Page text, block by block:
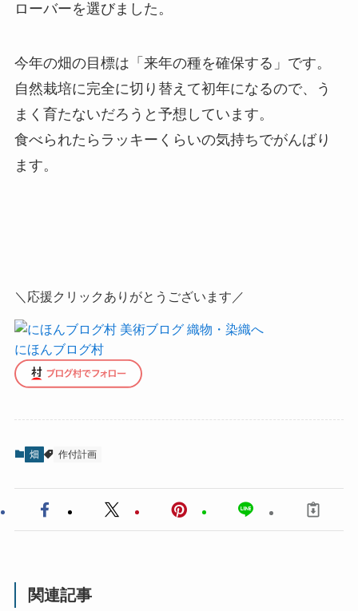
ローバーを選びました。
今年の畑の目標は「来年の種を確保する」です。
自然栽培に完全に切り替えて初年になるので、う
まく育たないだろうと予想しています。
食べられたらラッキーくらいの気持ちでがんばり
ます。
＼応援クリックありがとうございます／
にほんブログ村
畑 作付計画
関連記事